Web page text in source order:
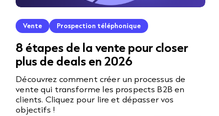
Vente Prospection téléphonique
8 étapes de la vente pour closer
plus de deals en 2026
Découvrez comment créer un processus de
vente qui transforme les prospects B2B en
clients. Cliquez pour lire et dépasser vos
objectifs !